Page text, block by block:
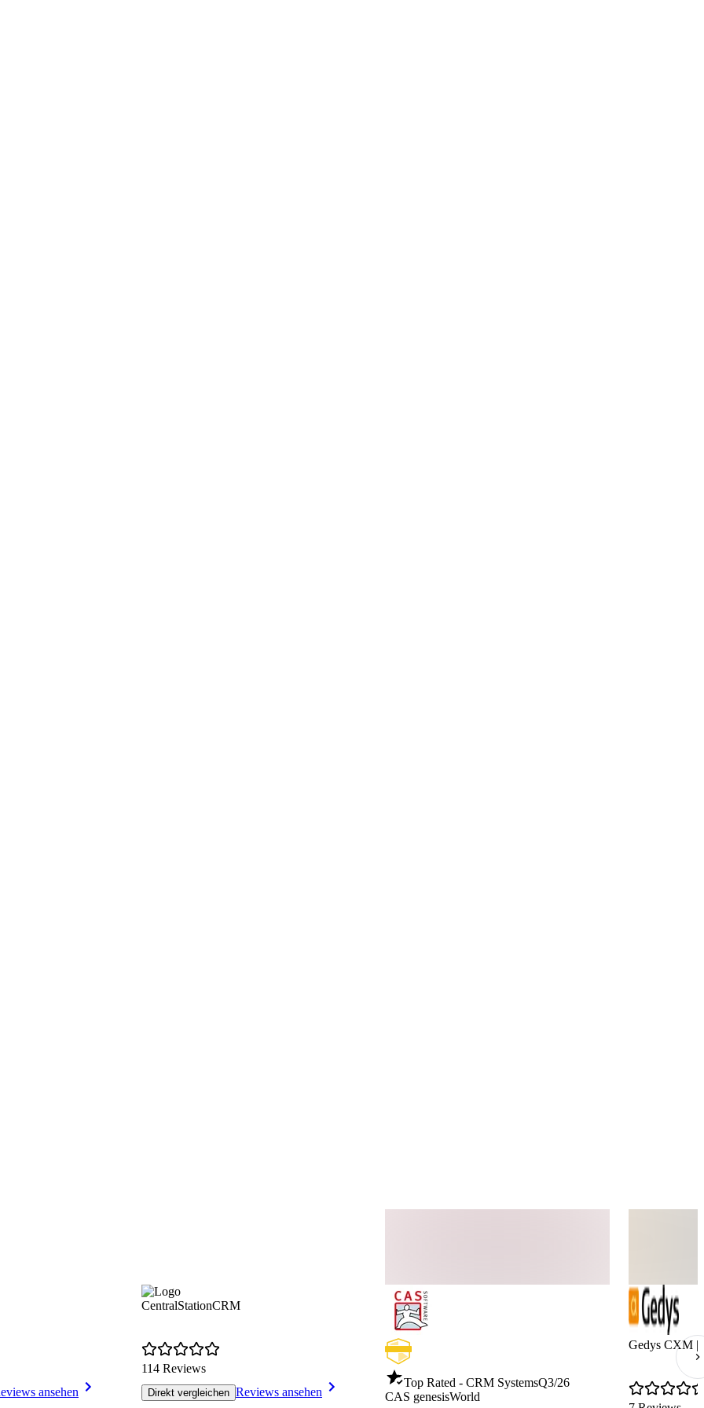
ansehen
CentralStationCRM
114 Reviews
Direkt vergleichen Reviews ansehen
Top Rated - CRM SystemsQ3/26
CAS genesisWorld
Gedys CXM |